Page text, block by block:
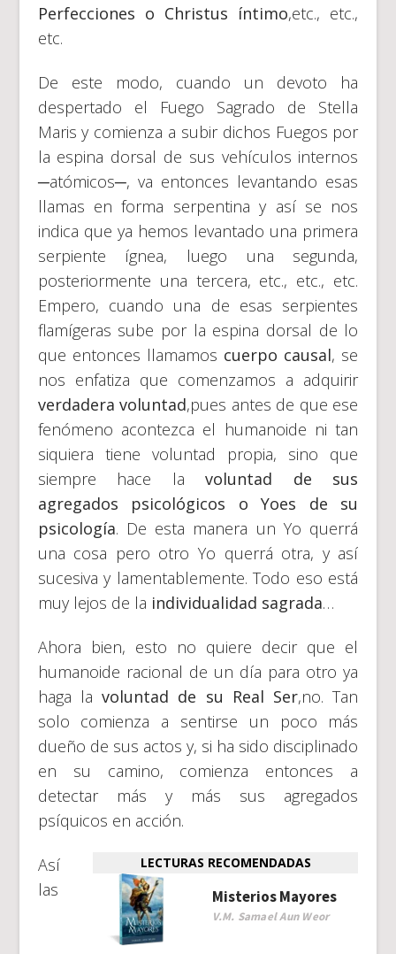
Perfecciones o Christus íntimo,etc., etc.,
etc.
De este modo, cuando un devoto ha
despertado el Fuego Sagrado de Stella
Maris y comienza a subir dichos Fuegos por
la espina dorsal de sus vehículos internos
─atómicos─, va entonces levantando esas
llamas en forma serpentina y así se nos
indica que ya hemos levantado una primera
serpiente ígnea, luego una segunda,
posteriormente una tercera, etc., etc., etc.
Empero, cuando una de esas serpientes
flamígeras sube por la espina dorsal de lo
que entonces llamamos cuerpo causal, se
nos enfatiza que comenzamos a adquirir
verdadera voluntad,pues antes de que ese
fenómeno acontezca el humanoide ni tan
siquiera tiene voluntad propia, sino que
siempre hace lavoluntad de sus
agregados psicológicos o Yoes de su
psicología. De esta manera un Yo querrá
una cosa pero otro Yo querrá otra, y así
sucesiva y lamentablemente. Todo eso está
muy lejos de la individualidad sagrada…
Ahora bien, esto no quiere decir que el
humanoide racional de un día para otro ya
haga lavoluntad de su Real Ser,no. Tan
solo comienza a sentirse un poco más
dueño de sus actos y, si ha sido disciplinado
en su camino, comienza entonces a
detectar más y más sus agregados
psíquicos en acción.
LECTURAS RECOMENDADAS
Misterios Mayores
V.M. Samael Aun Weor
Así
las